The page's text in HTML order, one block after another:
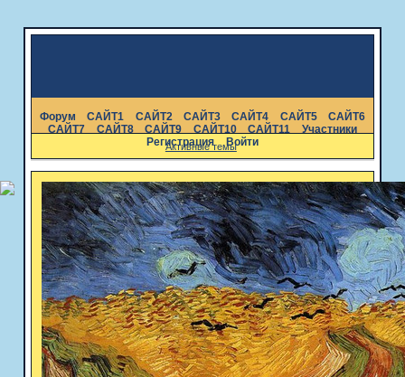
Форум САЙТ1 САЙТ2 САЙТ3 САЙТ4 САЙТ5
САЙТ6
САЙТ7
САЙТ8 САЙТ9 САЙТ10 САЙТ11
Участники
Регистрация
Войти
Активные темы